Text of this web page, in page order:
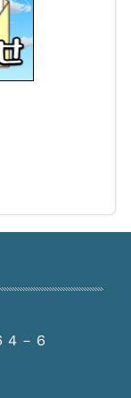
－６